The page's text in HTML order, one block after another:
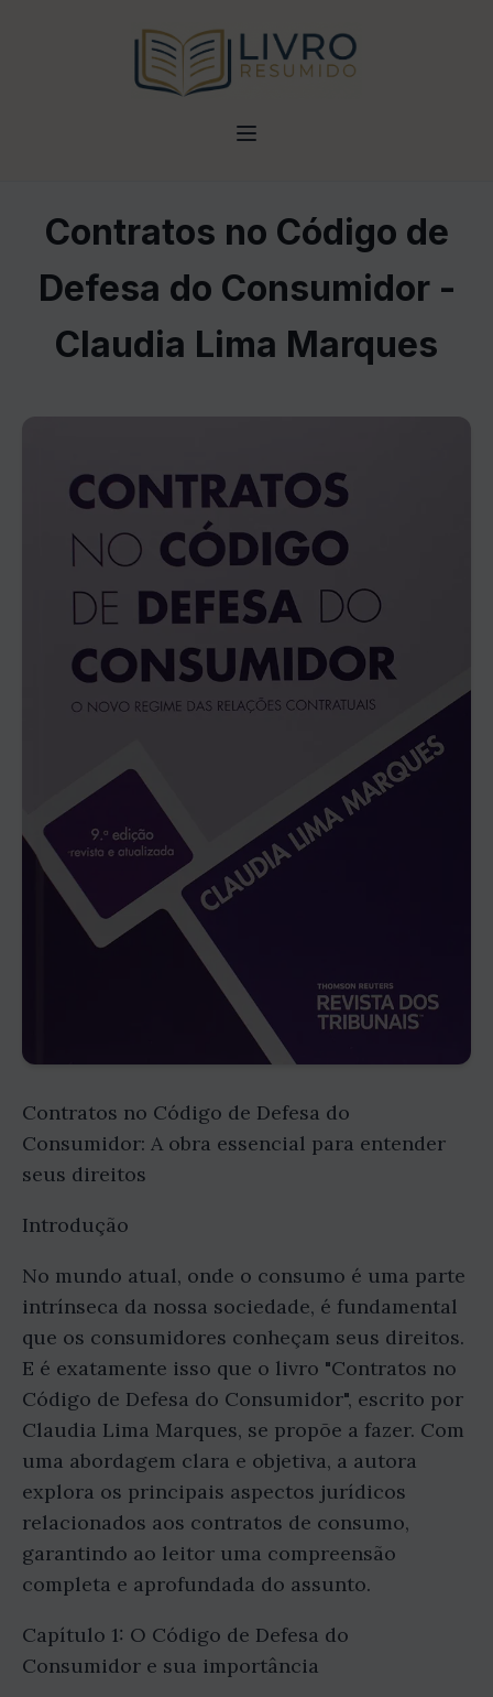
Contratos no Código de
Defesa do Consumidor -
Claudia Lima Marques
Contratos no Código de Defesa do
Consumidor: A obra essencial para entender
seus direitos
Introdução
No mundo atual, onde o consumo é uma parte
intrínseca da nossa sociedade, é fundamental
que os consumidores conheçam seus direitos.
E é exatamente isso que o livro "Contratos no
Código de Defesa do Consumidor", escrito por
Claudia Lima Marques, se propõe a fazer. Com
uma abordagem clara e objetiva, a autora
explora os principais aspectos jurídicos
relacionados aos contratos de consumo,
garantindo ao leitor uma compreensão
completa e aprofundada do assunto.
Capítulo 1: O Código de Defesa do
Consumidor e sua importância